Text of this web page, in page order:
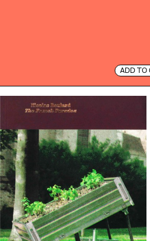
ADD TO